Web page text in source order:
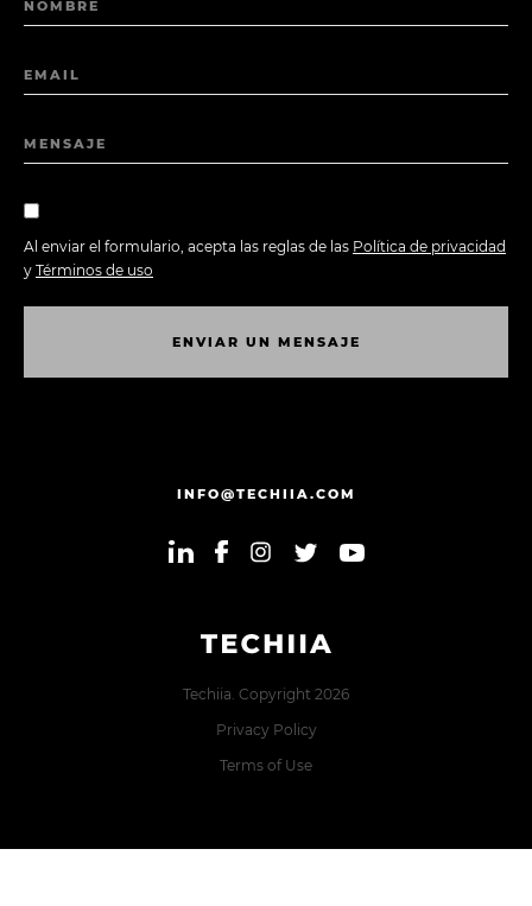
Techiia. Copyright 2026
Privacy Policy
Terms of Use
NOMBRE
EMAIL
MENSAJE
Al enviar el formulario, acepta las reglas de las Política de privacidad
y Términos de uso
EN VI AR U N M EN SAJE
INFO@TECHIIA.COM